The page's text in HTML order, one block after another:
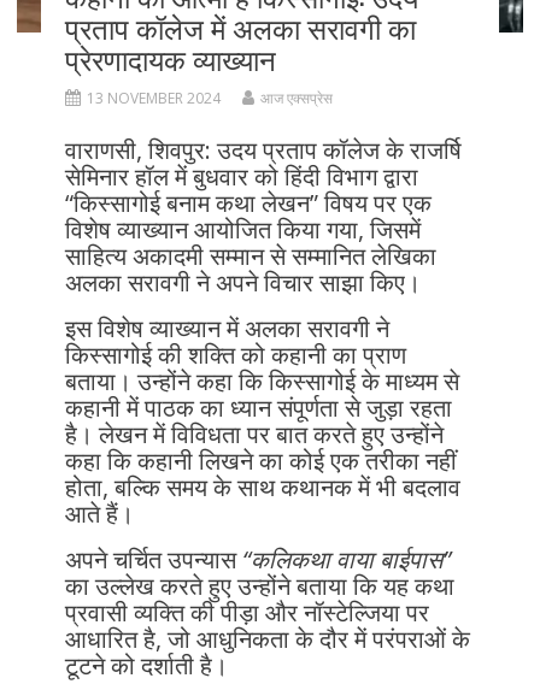
प्रताप कॉलेज में अलका सरावगी का
प्रेरणादायक व्याख्यान
13 NOVEMBER 2024 आज एक्सप्रेस
वाराणसी, शिवपुर: उदय प्रताप कॉलेज के राजर्षि
सेमिनार हॉल में बुधवार को हिंदी विभाग द्वारा
“किस्सागोई बनाम कथा लेखन” विषय पर एक
विशेष व्याख्यान आयोजित किया गया, जिसमें
साहित्य अकादमी सम्मान से सम्मानित लेखिका
अलका सरावगी ने अपने विचार साझा किए।
इस विशेष व्याख्यान में अलका सरावगी ने
किस्सागोई की शक्ति को कहानी का प्राण
बताया। उन्होंने कहा कि किस्सागोई के माध्यम से
कहानी में पाठक का ध्यान संपूर्णता से जुड़ा रहता
है। लेखन में विविधता पर बात करते हुए उन्होंने
कहा कि कहानी लिखने का कोई एक तरीका नहीं
होता, बल्कि समय के साथ कथानक में भी बदलाव
आते हैं।
अपने चर्चित उपन्यास“कलिकथा वाया बाईपास”
का उल्लेख करते हुए उन्होंने बताया कि यह कथा
प्रवासी व्यक्ति की पीड़ा और नॉस्टेल्जिया पर
आधारित है, जो आधुनिकता के दौर में परंपराओं के
टूटने को दर्शाती है।